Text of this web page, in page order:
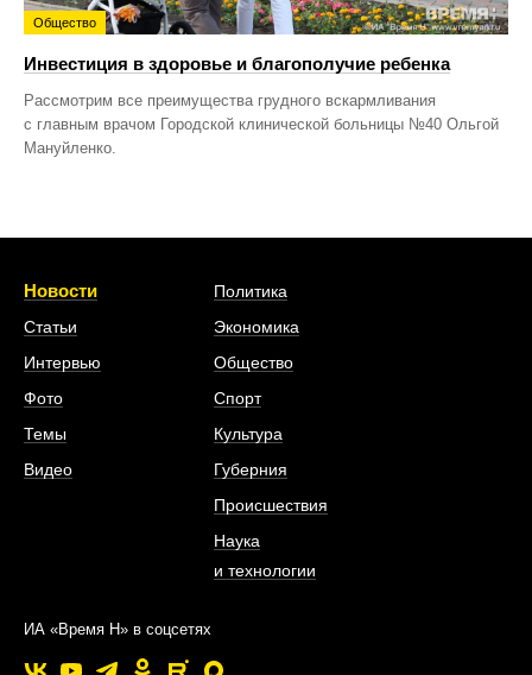
Общество
Инвестиция в здоровье и благополучие ребенка
Рассмотрим все преимущества грудного вскармливания
с главным врачом Городской клинической больницы №40 Ольгой
Мануйленко.
Новости
Статьи
Интервью
Фото
Темы
Видео
Политика
Экономика
Общество
Спорт
Культура
Губерния
Происшествия
Наука
и технологии
ИА «Время Н» в соцсетях